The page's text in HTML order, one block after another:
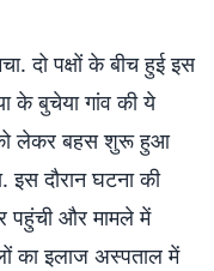
दो पक्षों के बीच हुई इस
के बुचेया गांव की ये
को लेकर बहस शुरू हुआ
दौरान घटना की
पहुंची और मामले में
का इलाज अस्पताल में